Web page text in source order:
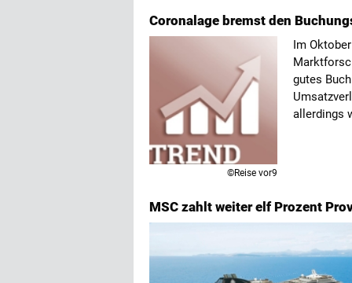
Coronalage bremst den
©Reise vor9
Im
gutes
allerdings
MSC zahlt weiter elf Prozent